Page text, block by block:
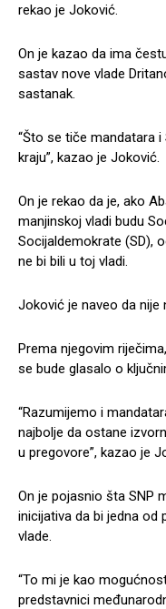
rekao je Joković.
On je kazao da ima
sastav nove vlade
sastanak.
“Što se tiče mandatara
kraju”, kazao je Joković.
On je rekao da je, ako
manjinskoj vladi budu
Socijaldemokrate (SD),
ne bi bili u toj vladi.
Joković je naveo da nije
Prema njegovim
se bude glasalo o
“Razumijemo i
najbolje da ostane
u pregovore”, kazao je
On je pojasnio šta SNP
inicijativa da bi jedna od
vlade.
“To mi je kao
predstavnici